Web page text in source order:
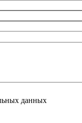
данных